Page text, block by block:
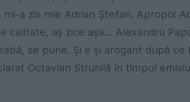
mi-a zis mie Adrian Ștefan. Apropo!
calitate, aș zice așa… Alexandru
se pune. Și e și arogant după
Octavian Strunilă în timpul